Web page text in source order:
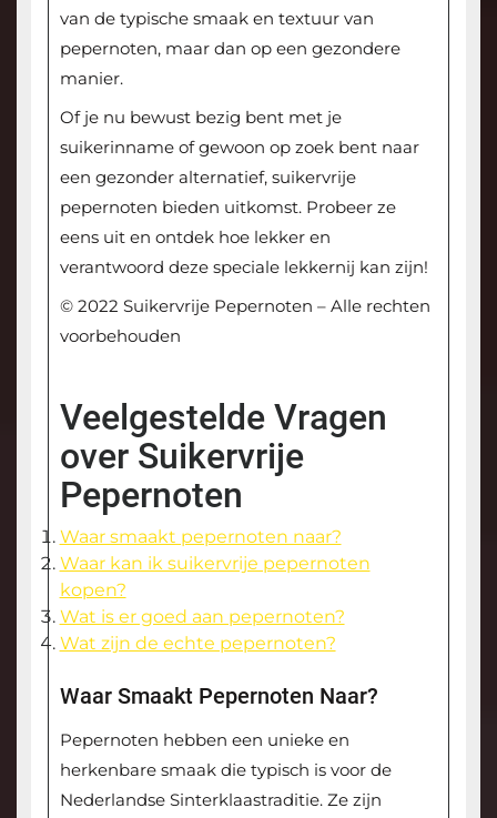
van de typische smaak en textuur van
pepernoten, maar dan op een gezondere
manier.
Of je nu bewust bezig bent met je
suikerinname of gewoon op zoek bent naar
een gezonder alternatief, suikervrije
pepernoten bieden uitkomst. Probeer ze
eens uit en ontdek hoe lekker en
verantwoord deze speciale lekkernij kan zijn!
© 2022 Suikervrije Pepernoten – Alle rechten
voorbehouden
Veelgestelde Vragen
over Suikervrije
Pepernoten
Waar smaakt pepernoten naar?
Waar kan ik suikervrije pepernoten
kopen?
Wat is er goed aan pepernoten?
Wat zijn de echte pepernoten?
Waar Smaakt Pepernoten Naar?
Pepernoten hebben een unieke en
herkenbare smaak die typisch is voor de
Nederlandse Sinterklaastraditie. Ze zijn